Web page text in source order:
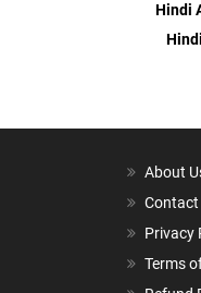
Hindi
About
Contact
Privacy
Terms